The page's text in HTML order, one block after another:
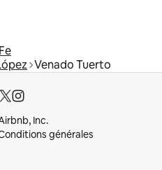
Venado Tuerto
Inc.
générales